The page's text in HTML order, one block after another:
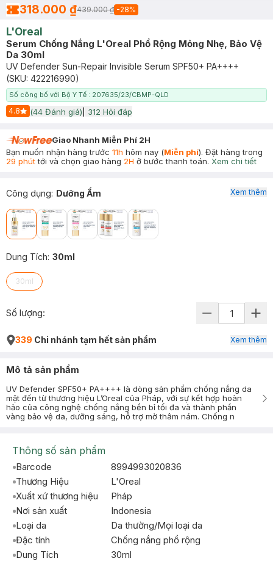
318.000 ₫439.000 ₫ -28%
L'Oreal
Serum Chống Nắng L'Oreal Phổ Rộng Mỏng Nhẹ, Bảo Vệ
Da 30ml
UV Defender Sun-Repair Invisible Serum SPF50+ PA++++
(SKU: 422216990)
Số công bố với Bộ Y Tế : 207635/23/CBMP-QLD
4.8
Start Icon
(44 Đánh giá) 312 Hỏi đáp
Giao Nhanh Miễn Phí 2H
Bạn muốn nhận hàng trước 11h hôm nay (Miễn phí). Đặt hàng trong
29 phúttới và chọn giao hàng 2H ở bước thanh toán. Xem chi tiết
Công dụng: Dưỡng Ẩm
Dung Tích: 30ml
30ml
Xem thêm
Số lượng:
339 Chi nhánh tạm hết sản phẩm Xem thêm
Mô tả sản phẩm
UV Defender SPF50+ PA++++ là dòng sản phẩm chống nắng da
mặt đến từ thương hiệu L’Oreal của Pháp, với sự kết hợp hoàn
hảo của công nghệ chống nắng bền bỉ tối đa và thành phần
vàng bảo vệ da, dưỡng sáng, hỗ trợ mờ thâm nám. Chống n
Thông số sản phẩm
Barcode
8994993020836
Thương Hiệu
L'Oreal
Xuất xứ thương hiệu
Pháp
Nơi sản xuất
Indonesia
Loại da
Da thường/Mọi loại da
Đặc tính
Chống nắng phổ rộng
Dung Tích
30ml